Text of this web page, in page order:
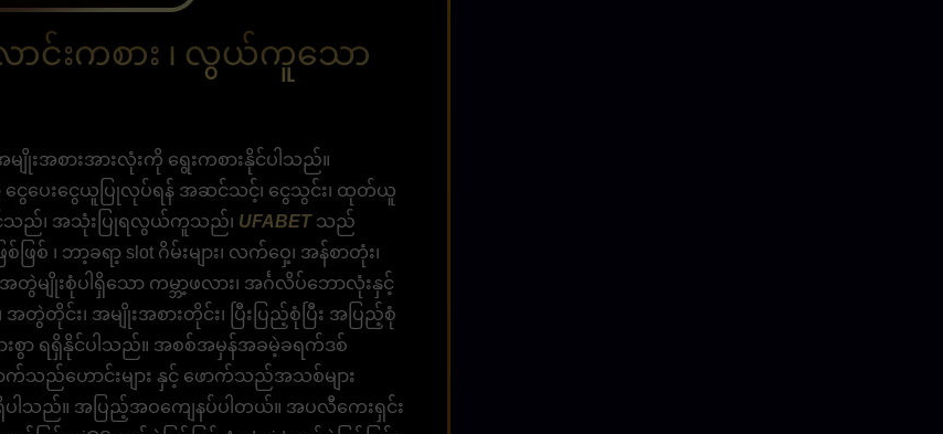
းကစား ၊ လွယ်ကူသော
ျိုးအစားအားလုံးကို ရွေးကစားနိုင်ပါသည်။
ငွေပေးငွေယူပြုလုပ်ရန် အဆင်သင့်၊ ငွေသွင်း၊ ထုတ်ယူ
င်သည်၊ အသုံးပြုရလွယ်ကူသည်၊ UFABETသည်
ဘာ့ခရာ့ slot ဂိမ်းများ၊ လက်ဝှေ့၊ အန်စာတုံး၊
ျိုးစုံပါရှိသော ကမ္ဘာ့ဖလား၊ အင်္ဂလိပ်ဘောလုံးနှင့်
င်း၊ အမျိုးအစားတိုင်း၊ ပြီးပြည့်စုံပြီး အပြည့်စုံ
ားစွာ ရရှိနိုင်ပါသည်။ အစစ်အမှန်အခမဲ့ခရက်ဒစ်
ောက်သည်ဟောင်းများ နှင့် ဖောက်သည်အသစ်များ
သည်။ အပြည့်အဝကျေနပ်ပါတယ်။ အပလီကေးရှင်း